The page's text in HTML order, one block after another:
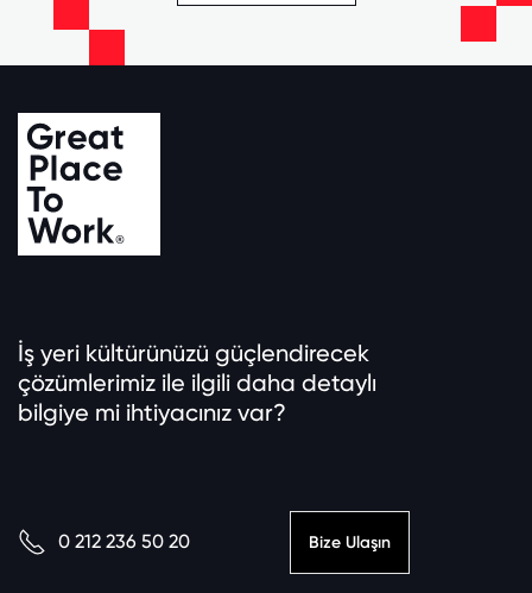
İş yeri kültürünüzü güçlendirecek
çözümlerimiz ile ilgili daha detaylı
bilgiye mi ihtiyacınız var?
0 212 236 50 20 Bize Ulaşın